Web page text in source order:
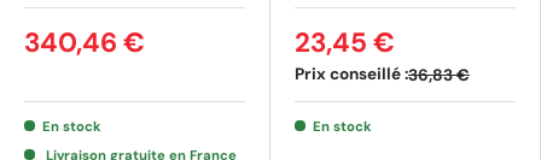
340,46 €
En stock
Livraison gratuite en France
Prix conseillé :36,83 €
23,45 €
En stock